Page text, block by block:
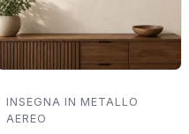
INSEGNA IN METALLO
AEREO